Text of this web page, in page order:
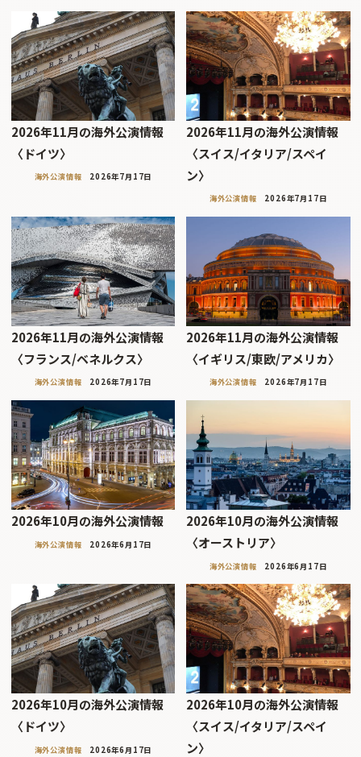
2026年11月の海外公演情報
〈ドイツ〉
海外公演情報 2026年7月17日
2026年11月の海外公演情報
〈スイス/イタリア/スペイ
ン〉
海外公演情報 2026年7月17日
2026年11月の海外公演情報
〈フランス/ベネルクス〉
海外公演情報 2026年7月17日
2026年11月の海外公演情報
〈イギリス/東欧/アメリカ〉
海外公演情報 2026年7月17日
2026年10月の海外公演情報
海外公演情報 2026年6月17日
2026年10月の海外公演情報
〈オーストリア〉
海外公演情報 2026年6月17日
2026年10月の海外公演情報
〈ドイツ〉
海外公演情報 2026年6月17日
2026年10月の海外公演情報
〈スイス/イタリア/スペイ
ン〉